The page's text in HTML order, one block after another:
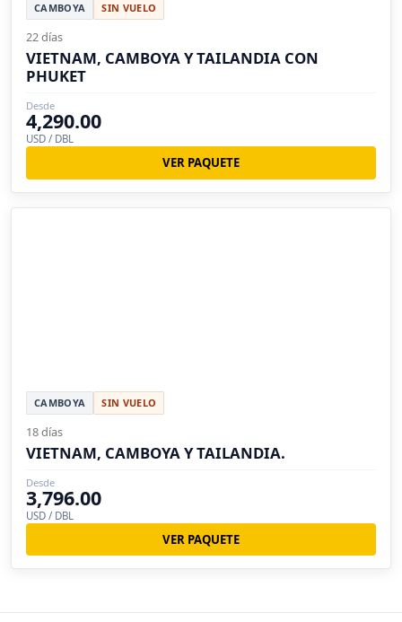
CAMBOYA SIN VUELO
22 días
VIETNAM, CAMBOYA Y TAILANDIA CON
PHUKET
Desde
4,290.00
USD / DBL
VER PAQUETE
CAMBOYA SIN VUELO
18 días
VIETNAM, CAMBOYA Y TAILANDIA.
Desde
3,796.00
USD / DBL
VER PAQUETE